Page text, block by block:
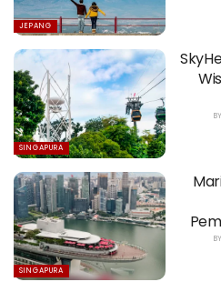
JEPANG
SINGAPURA
BY
SINGAPURA
BY